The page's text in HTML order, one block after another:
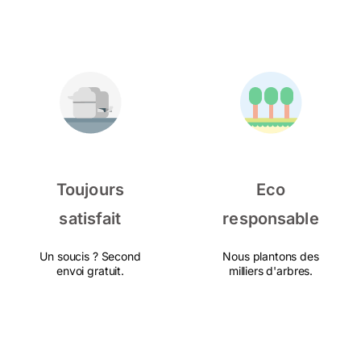
Toujours
satisfait
Un soucis ? Second
envoi gratuit.
Eco
responsable
Nous plantons des
milliers d'arbres.